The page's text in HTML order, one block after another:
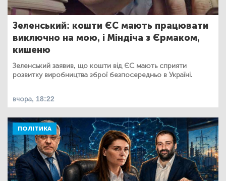
Зеленський: кошти ЄС мають працювати
виключно на мою, і Міндіча з Єрмаком,
кишеню
Зеленський заявив, що кошти від ЄС мають сприяти
розвитку виробництва зброї безпосередньо в Україні.
вчора, 18:22
ПОЛІТИКА